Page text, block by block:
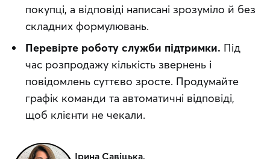
покупці, а відповіді написані зрозуміло й без
складних формулювань.
Перевірте роботу служби підтримки. Під
час розпродажу кількість звернень і
повідомлень суттєво зросте. Продумайте
графік команди та автоматичні відповіді,
щоб клієнти не чекали.
Ірина Савіцька,